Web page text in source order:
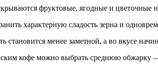
фруктовые, ягодные и цветочные
характерную сладость зерна и
менее заметной, а во вкусе
кофе можно выбрать среднюю обжарку